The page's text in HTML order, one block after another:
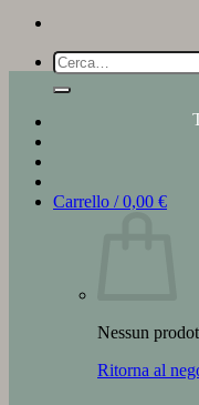
Cerca:
Carrello /0,00 €
Nessun
Ritorna al